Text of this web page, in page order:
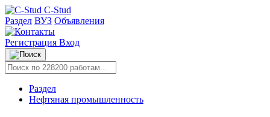
C-Stud
Раздел ВУЗ Объявления
Регистрация Вход
Раздел
Нефтяная промышленность